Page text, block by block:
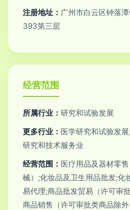
注册地址： 广州市白云区钟落
393第三层
经营范围
所属行业： 研究和试验发展
更多行业： 医学研究和试验发
研究和技术服务业
经营范围： 医疗用品及器材零
械）;化妆品及卫生用品批发;化
易代理;商品批发贸易（许可审
商品销售（许可审批类商品除